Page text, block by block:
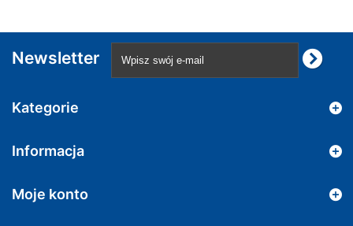
Newsletter
Kategorie
Informacja
Moje konto